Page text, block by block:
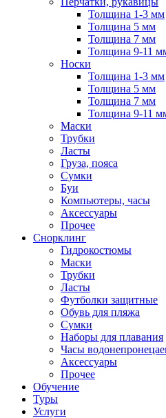
Толщина 1-3 мм
Толщина 5 мм
Толщина 7 мм
Толщина 9-11
Носки
Толщина 1-3 мм
Толщина 5 мм
Толщина 7 мм
Толщина 9-11
Маски
Трубки
Ласты
Груза, пояса
Сумки
Буи
Компьютеры, часы
Аксессуары
Прочее
Снорклинг
Гидрокостюмы
Маски
Трубки
Ласты
Футболки защитные
Обувь для пляжа
Сумки
Наборы для плавания
Часы
Аксессуары
Прочее
Обучение
Туры
Услуги